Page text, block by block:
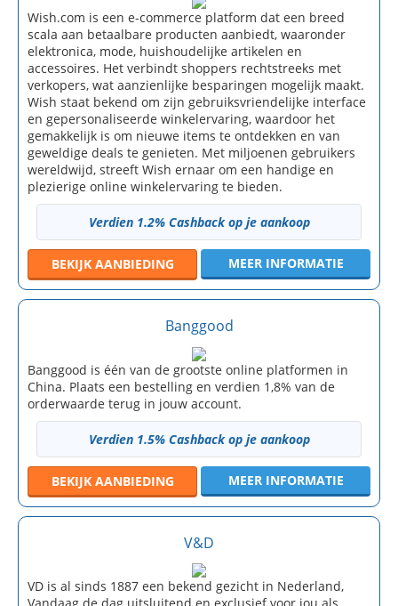
Wish.com is een e-commerce platform dat een breed
scala aan betaalbare producten aanbiedt, waaronder
elektronica, mode, huishoudelijke artikelen en
accessoires. Het verbindt shoppers rechtstreeks met
verkopers, wat aanzienlijke besparingen mogelijk maakt.
Wish staat bekend om zijn gebruiksvriendelijke interface
en gepersonaliseerde winkelervaring, waardoor het
gemakkelijk is om nieuwe items te ontdekken en van
geweldige deals te genieten. Met miljoenen gebruikers
wereldwijd, streeft Wish ernaar om een handige en
plezierige online winkelervaring te bieden.
Verdien 1.2% Cashback op je aankoop
BEKIJK AANBIEDING MEER INFORMATIE
Banggood
Banggood is één van de grootste online platformen in
China. Plaats een bestelling en verdien 1,8% van de
orderwaarde terug in jouw account.
Verdien 1.5% Cashback op je aankoop
BEKIJK AANBIEDING MEER INFORMATIE
V&D
VD is al sinds 1887 een bekend gezicht in Nederland,